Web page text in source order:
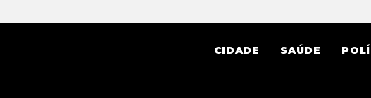
CIDADE SAÚDE